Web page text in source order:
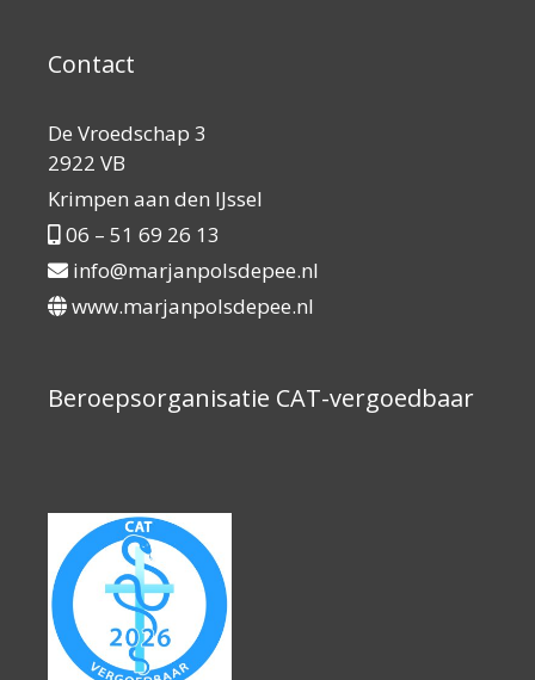
Contact
De Vroedschap 3
2922 VB
Krimpen aan den IJssel
06 – 51 69 26 13
info@marjanpolsdepee.nl
www.marjanpolsdepee.nl
Beroepsorganisatie CAT-vergoedbaar